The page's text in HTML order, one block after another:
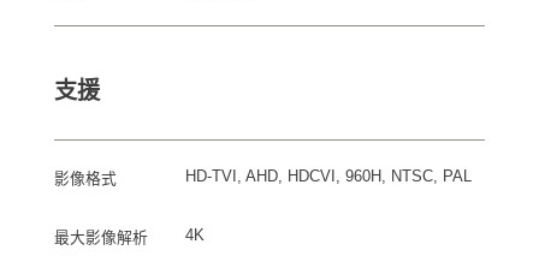
支援
影像格式 HD-TVI, AHD, HDCVI, 960H, NTSC, PAL
最大影像解析
4K